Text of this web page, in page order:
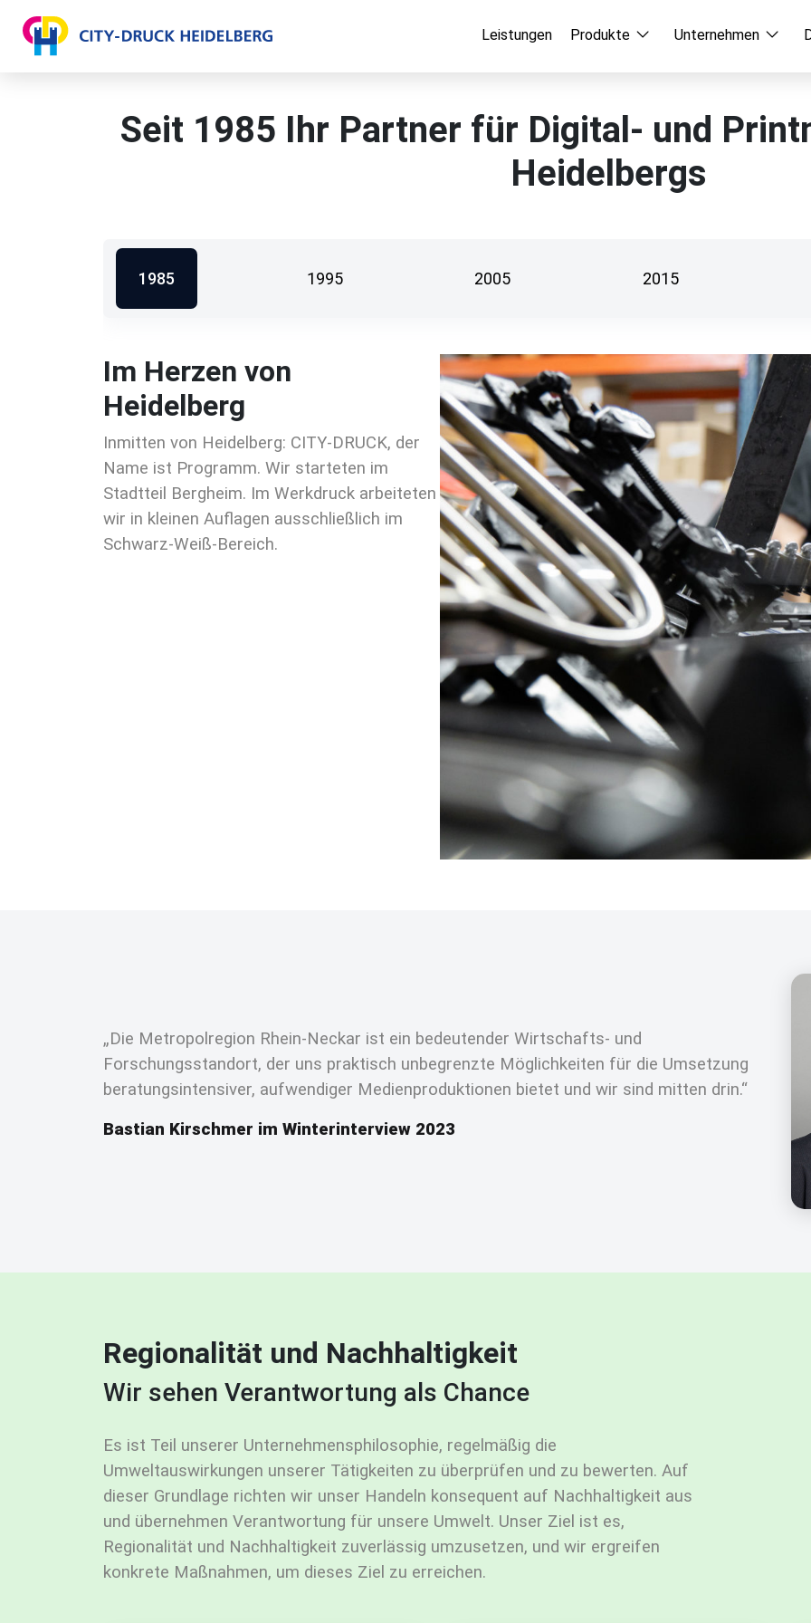
Leistungen Produkte Unternehmen
Seit 1985 Ihr Partner für Digital- und
Heidelbergs
1985 1995 2005 2015
Im Herzen von
Heidelberg
Inmitten von Heidelberg: CITY-DRUCK, der
Name ist Programm. Wir starteten im
Stadtteil Bergheim. Im Werkdruck arbeiteten
wir in kleinen Auflagen ausschließlich im
Schwarz-Weiß-Bereich.
„Die Metropolregion Rhein-Neckar ist ein bedeutender Wirtschafts- und
Forschungsstandort, der uns praktisch unbegrenzte Möglichkeiten für die Umsetzung
beratungsintensiver, aufwendiger Medienproduktionen bietet und wir sind mitten drin.“
Bastian Kirschmer im Winterinterview 2023
Regionalität und Nachhaltigkeit
Wir sehen Verantwortung als Chance
Es ist Teil unserer Unternehmensphilosophie, regelmäßig die
Umweltauswirkungen unserer Tätigkeiten zu überprüfen und zu bewerten. Auf
dieser Grundlage richten wir unser Handeln konsequent auf Nachhaltigkeit aus
und übernehmen Verantwortung für unsere Umwelt. Unser Ziel ist es,
Regionalität und Nachhaltigkeit zuverlässig umzusetzen, und wir ergreifen
konkrete Maßnahmen, um dieses Ziel zu erreichen.